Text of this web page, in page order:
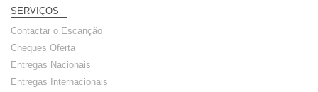
SERVIÇOS
Contactar o Escanção
Cheques Oferta
Entregas Nacionais
Entregas Internacionais